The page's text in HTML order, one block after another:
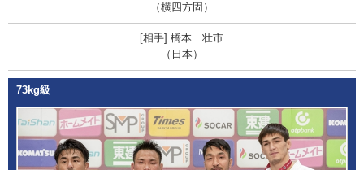
（横四方固）
橋本 壮市
（日本）
73kg級